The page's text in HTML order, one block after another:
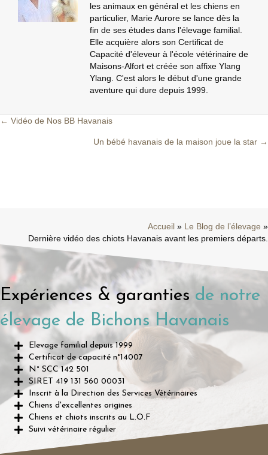
les animaux en général et les chiens en
particulier, Marie Aurore se lance dès la
fin de ses études dans l'élevage familial.
Elle acquière alors son Certificat de
Capacité d'éleveur à l'école vétérinaire de
Maisons-Alfort et créée son affixe Ylang
Ylang. C'est alors le début d'une grande
aventure qui dure depuis 1999.
Posts
← Vidéo de Nos BB Havanais
Un bébé havanais de la maison joue la star →
Accueil » Le Blog de l’élevage »
Dernière vidéo des chiots Havanais avant les premiers départs.
Expériences & garanties de notre
élevage de Bichons Havanais
Elevage familial depuis 1999
Certificat de capacité n°14007
N° SCC 142 501
SIRET 419 131 560 00031
Inscrit à la Direction des Services Vétérinaires
Chiens d'excellentes origines
Chiens et chiots inscrits au L.O.F
Suivi vétérinaire régulier